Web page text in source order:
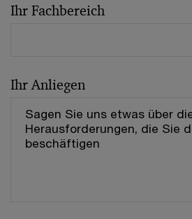
Ihr Fachbereich
Ihr Anliegen